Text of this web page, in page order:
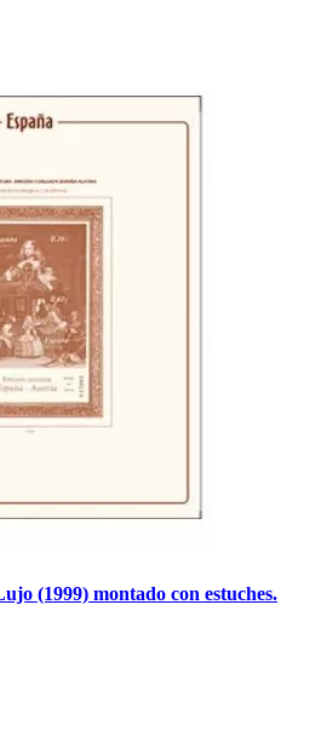
(1999) montado con estuches.